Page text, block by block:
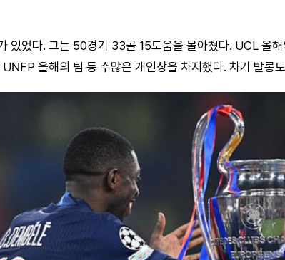
있었다. 그는 50경기 33골 15도움을 몰아쳤다. UCL 올해
올해의 팀 등 수많은 개인상을 차지했다. 차기 발롱